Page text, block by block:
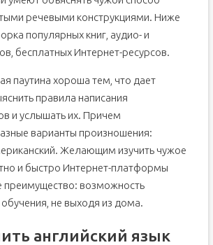
речевыми конструкциями. Ниже
популярных книг, аудио- и
бесплатных Интернет-ресурсов.
паутина хороша тем, что дает
правила написания
и услышать их. Причем
варианты произношения:
Желающим изучить чужое
и быстро Интернет-платформы
преимущество: возможность
не выходя из дома.
английский язык